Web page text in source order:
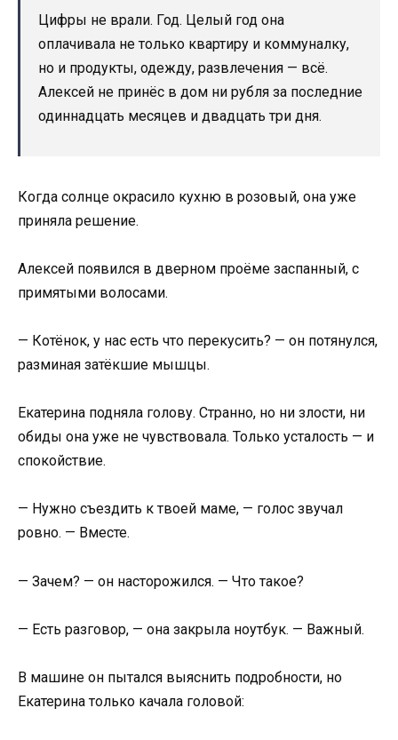
Цифры не врали. Год. Целый год она
оплачивала не только квартиру и коммуналку,
но и продукты, одежду, развлечения — всё.
Алексей не принёс в дом ни рубля за последние
одиннадцать месяцев и двадцать три дня.
Когда солнце окрасило кухню в розовый, она уже
приняла решение.
Алексей появился в дверном проёме заспанный, с
примятыми волосами.
— Котёнок, у нас есть что перекусить? — он потянулся,
разминая затёкшие мышцы.
Екатерина подняла голову. Странно, но ни злости, ни
обиды она уже не чувствовала. Только усталость — и
спокойствие.
— Нужно съездить к твоей маме, — голос звучал
ровно. — Вместе.
— Зачем? — он насторожился. — Что такое?
— Есть разговор, — она закрыла ноутбук. — Важный.
В машине он пытался выяснить подробности, но
Екатерина только качала головой: